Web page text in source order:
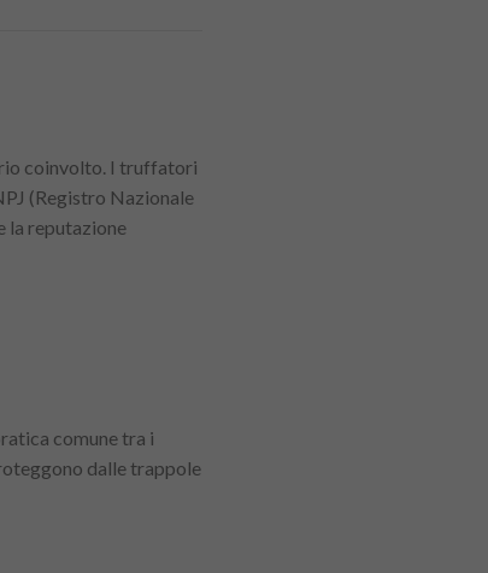
coinvolto. I truffatori
(Registro Nazionale
la reputazione
comune tra i
dalle trappole